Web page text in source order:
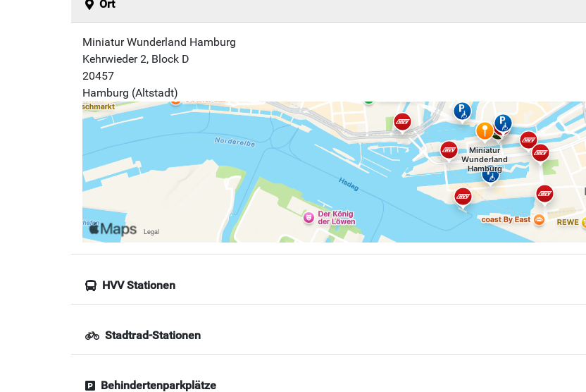
Ort
Miniatur Wunderland Hamburg
Kehrwieder 2, Block D
20457
Hamburg (Altstadt)
HVV Stationen
Stadtrad-Stationen
Behindertenparkplätze